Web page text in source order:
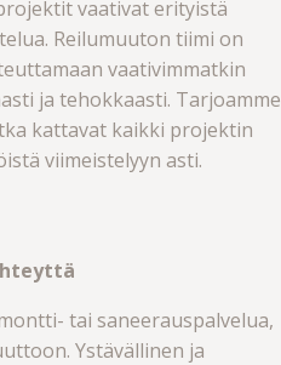
vaativat erityistä
Reilumuuton tiimi on
vaativimmatkin
ja tehokkaasti. Tarjoamme
kattavat kaikki projektin
viimeistelyyn asti.
tai saneerauspalvelua,
Ystävällinen ja